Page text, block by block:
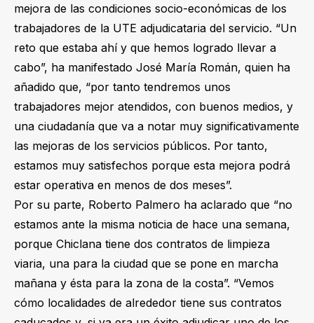
mejora de las condiciones socio-económicas de los
trabajadores de la UTE adjudicataria del servicio. “Un
reto que estaba ahí y que hemos logrado llevar a
cabo”, ha manifestado José María Román, quien ha
añadido que, “por tanto tendremos unos
trabajadores mejor atendidos, con buenos medios, y
una ciudadanía que va a notar muy significativamente
las mejoras de los servicios públicos. Por tanto,
estamos muy satisfechos porque esta mejora podrá
estar operativa en menos de dos meses”.
Por su parte, Roberto Palmero ha aclarado que “no
estamos ante la misma noticia de hace una semana,
porque Chiclana tiene dos contratos de limpieza
viaria, una para la ciudad que se pone en marcha
mañana y ésta para la zona de la costa”. “Vemos
cómo localidades de alrededor tiene sus contratos